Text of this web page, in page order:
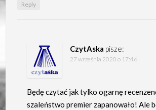
Reply
CzytAska pisze:
27 września 2020 o 17:46
Będę czytać jak tylko ogarnę
szaleństwo premier zapanowało! Ale